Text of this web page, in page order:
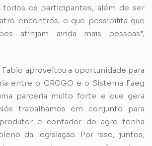
todos os participantes, além de ser
encontros, o que possibilita que
atinjam ainda mais pessoas”,
aproveitou a oportunidade para
entre o CRCGO e o Sistema Faeg
parceria muito forte e que gera
trabalhamos em conjunto para
e contador do agro tenha
da legislação. Por isso, juntos,